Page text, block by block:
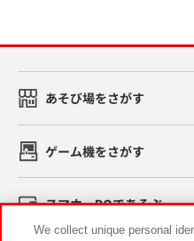
あそび場をさがす
ゲーム機をさがす
スマホ・PCであそぶ
We collect unique personal